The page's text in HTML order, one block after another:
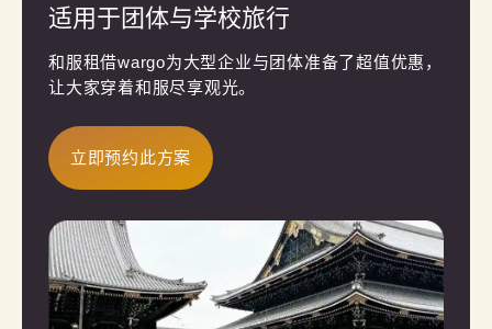
适用于团体与学校旅行
和服租借wargo为大型企业与团体准备了超值优惠，
让大家穿着和服尽享观光。
立即预约此方案